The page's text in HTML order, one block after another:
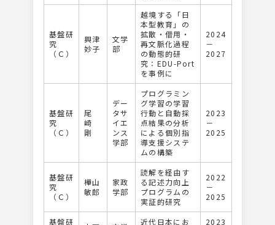
基盤研
究
（Ｃ）
興津
妙子
文学
部
越境する「日
本型教育」の
拡散・借用・
再文脈化過程
の動態的研
究：EDU-Port
を事例に
2024
－
2027
基盤研
究
（Ｃ）
尾
崎
剛
デー
タサ
イエ
ンス
学部
プログラミン
グ学習の学習
行動と自動採
点結果の分析
による個別指
導支援システ
ムの構築
2023
－
2025
基盤研
究
（Ｃ）
樺山
敏郎
家政
学部
読解を経由す
る記述力向上
プログラムの
実証的研究
2022
－
2025
基盤研
近代⽇本にお
2023